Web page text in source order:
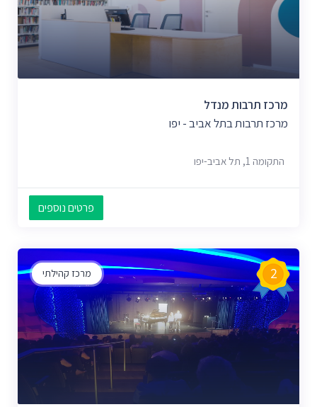
מרכז תרבות מנדל
מרכז תרבות בתל אביב - יפו
התקומה 1, תל אביב-יפו
פרטים נוספים
מרכז קהילתי 2